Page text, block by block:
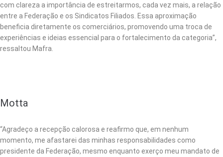
com clareza a importância de estreitarmos, cada vez mais, a relação
entre a Federação e os Sindicatos Filiados. Essa aproximação
beneficia diretamente os comerciários, promovendo uma troca de
experiências e ideias essencial para o fortalecimento da categoria”,
ressaltou Mafra.
Motta
“Agradeço a recepção calorosa e reafirmo que, em nenhum
momento, me afastarei das minhas responsabilidades como
presidente da Federação, mesmo enquanto exerço meu mandato de